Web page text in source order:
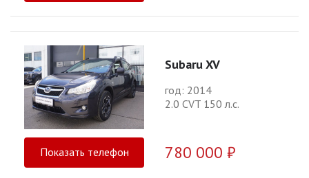
Subaru XV
год: 2014
2.0 CVT 150 л.с.
Показать телефон 780 000 ₽